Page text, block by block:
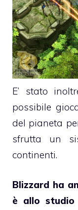
E’ stato
possibile
del pianeta
sfrutta un
continenti.
Blizzard ha
è allo